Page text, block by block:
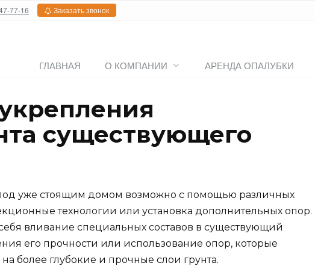
77-16 Заказать звонок
ГЛАВНАЯ О КОМПАНИИ АРЕНДА ОПАЛУБКИ
существующего
уже стоящим домом возможно с помощью различных
технологии или установка дополнительных опор.
вливание специальных составов в существующий
его прочности или использование опор, которые
более глубокие и прочные слои грунта.